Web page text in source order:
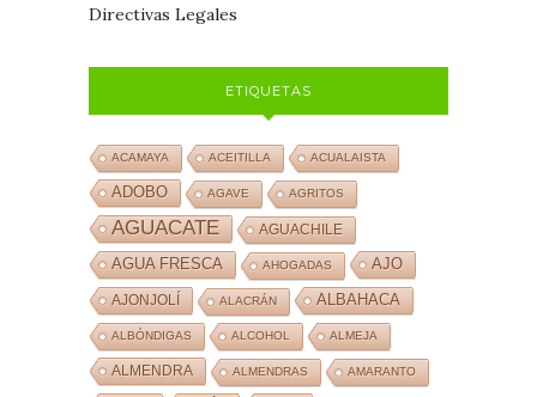
Directivas Legales
ETIQUETAS
ACAMAYA ACEITILLA ACUALAISTA
ADOBO AGAVE AGRITOS
AGUACATE AGUACHILE
AGUA FRESCA AHOGADAS AJO
AJONJOLÍ ALACRÁN ALBAHACA
ALBÓNDIGAS ALCOHOL ALMEJA
ALMENDRA ALMENDRAS AMARANTO